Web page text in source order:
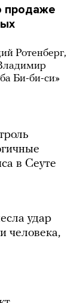
продаже
Ротенберг,
Би-би-си»
в Сеуте
удар
человека,